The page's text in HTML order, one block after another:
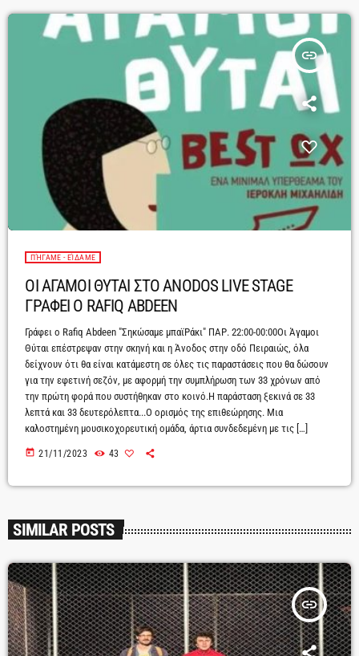
insert_link
ΠΉΓΑΜΕ - ΕΊΔΑΜΕ
OI ΑΓΑΜΟΙ ΘΥΤΑΙ ΣΤΟ ANODOS LIVE STAGE
ΓΡΑΦΕΙ Ο RAFIQ ABDEEN
Γράφει ο Rafiq Abdeen "Σηκώσαμε μπαϊΡάκι" ΠΑΡ. 22:00-00:00Οι Άγαμοι
Θύται επέστρεψαν στην σκηνή και η Άνοδος στην οδό Πειραιώς, όλα
δείχνουν ότι θα είναι κατάμεστη σε όλες τις παραστάσεις που θα δώσουν
για την εφετινή σεζόν, με αφορμή την συμπλήρωση των 33 χρόνων από
την πρώτη φορά που συστήθηκαν στο κοινό.Η παράσταση ξεκινά σε 33
λεπτά και 33 δευτερόλεπτα...Ο ορισμός της επιθεώρησης. Μια
καλοστημένη μουσικοχορευτική ομάδα, άρτια συνδεδεμένη με τις […]
today 21/11/2023 43
SIMILAR POSTS
insert_link